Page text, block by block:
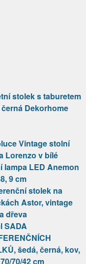
stolek s taburetem
Dekorhome
Vintage stolní
Lorenzo v bílé
lampa LED Anemon
9 cm
stolek na
Astor, vintage
dřeva
SADA
šedá, černá, kov,
70/42 cm